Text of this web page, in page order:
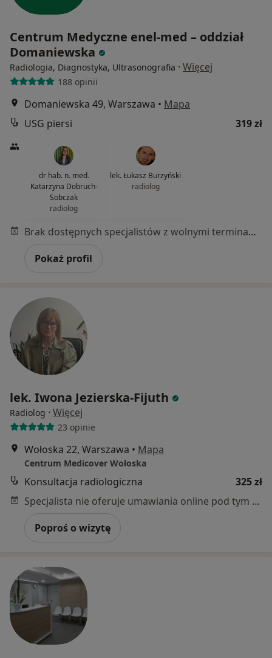
Centrum Medyczne enel-med – oddział
Domaniewska
Radiologia, Diagnostyka, Ultrasonografia · Więcej
188 opinii
Domaniewska 49, Warszawa • Mapa
USG piersi
319 zł
dr hab. n. med.
Katarzyna Dobruch-
Sobczak
radiolog
lek. Łukasz Burzyński
radiolog
Brak dostępnych specjalistów z wolnymi terminami w tym centrum medycznym.
Pokaż profil
lek. Iwona Jezierska-Fijuth
Radiolog · Więcej
23 opinie
Wołoska 22, Warszawa • Mapa
Centrum Medicover Wołoska
Konsultacja radiologiczna
325 zł
Specjalista nie oferuje umawiania online pod tym adresem.
Poproś o wizytę